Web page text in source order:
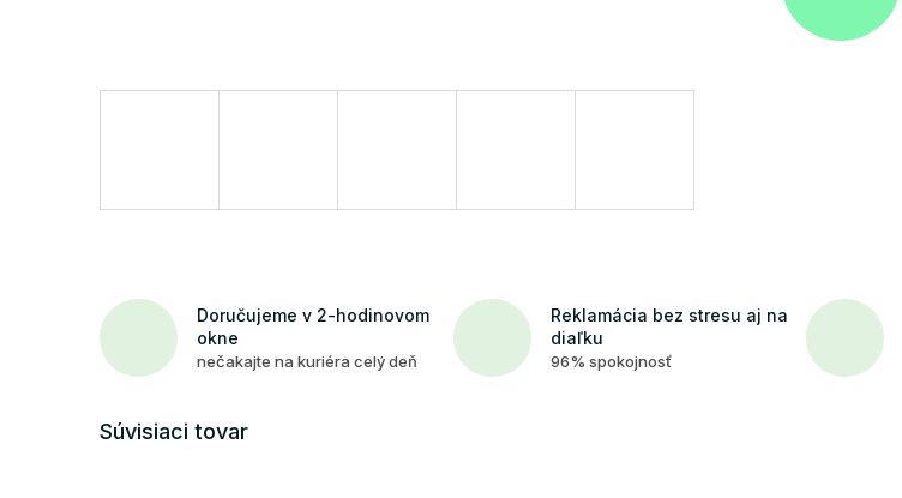
Doručujeme v 2-hodinovom
okne
nečakajte na kuriéra celý deň
Reklamácia bez stresu aj na
diaľku
96% spokojnosť
Súvisiaci tovar